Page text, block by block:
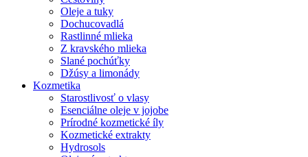
Oleje a tuky
Dochucovadlá
Rastlinné mlieka
Z kravského mlieka
Slané pochúťky
Džúsy a limonády
Kozmetika
Starostlivosť o vlasy
Esenciálne oleje v jojobe
Prírodné kozmetické íly
Kozmetické extrakty
Hydrosols